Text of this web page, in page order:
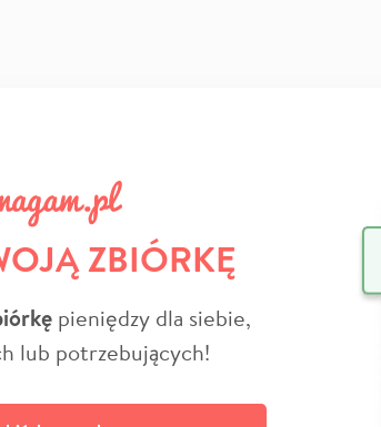
ZBIÓRKĘ
pieniędzy dla siebie,
lub potrzebujących!